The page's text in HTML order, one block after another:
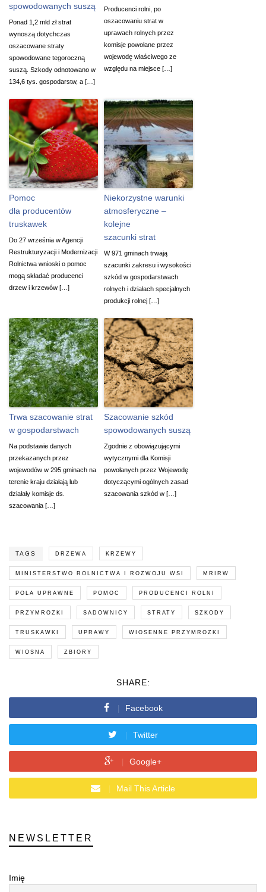
spowodowanych suszą
Ponad 1,2 mld zł strat
wynoszą dotychczas
oszacowane straty
spowodowane tegoroczną
suszą. Szkody odnotowano w
134,6 tys. gospodarstw, a […]
Producenci rolni, po
oszacowaniu strat w
uprawach rolnych przez
komisje powołane przez
wojewodę właściwego ze
względu na miejsce […]
Pomoc
dla producentów
truskawek
Do 27 września w Agencji
Restrukturyzacji i Modernizacji
Rolnictwa wnioski o pomoc
mogą składać producenci
drzew i krzewów […]
Niekorzystne warunki
atmosferyczne –
kolejne
szacunki strat
W 971 gminach trwają
szacunki zakresu i wysokości
szkód w gospodarstwach
rolnych i działach specjalnych
produkcji rolnej […]
Trwa szacowanie strat
w gospodarstwach
Na podstawie danych
przekazanych przez
wojewodów w 295 gminach na
terenie kraju działają lub
działały komisje ds.
szacowania […]
Szacowanie szkód
spowodowanych suszą
Zgodnie z obowiązującymi
wytycznymi dla Komisji
powołanych przez Wojewodę
dotyczącymi ogólnych zasad
szacowania szkód w […]
TAGS DRZEWA KRZEWY
MINISTERSTWO ROLNICTWA I ROZWOJU WSI MRIRW
POLA UPRAWNE POMOC PRODUCENCI ROLNI
PRZYMROZKI SADOWNICY STRATY SZKODY
TRUSKAWKI UPRAWY WIOSENNE PRZYMROZKI
WIOSNA ZBIORY
SHARE:
Facebook
Twitter
Google+
Mail This Article
NEWSLETTER
Imię